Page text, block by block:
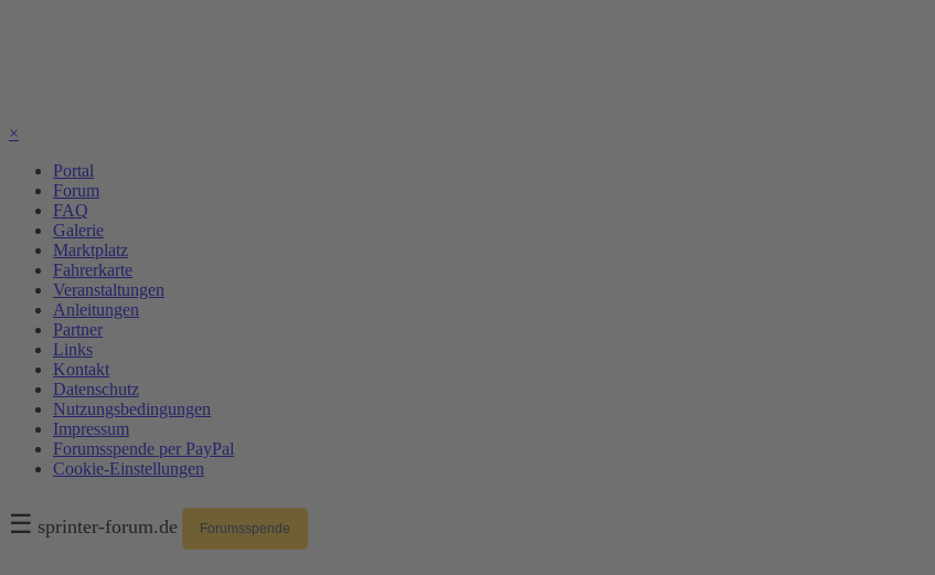
×
Portal
Forum
FAQ
Galerie
Marktplatz
Fahrerkarte
Veranstaltungen
Anleitungen
Partner
Links
Kontakt
Datenschutz
Nutzungsbedingungen
Impressum
Forumsspende per PayPal
Cookie-Einstellungen
☰ sprinter-forum.de Forumsspende